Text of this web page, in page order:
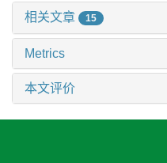
相关文章 15
Metrics
本文评价